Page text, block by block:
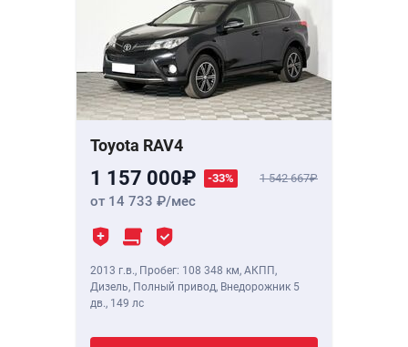
Toyota RAV4
1 157 000 -33% 1 542 667
от 14 733 /мес
2013 г.в., Пробег: 108 348 км, АКПП,
Дизель, Полный привод, Внедорожник 5
дв., 149 лс